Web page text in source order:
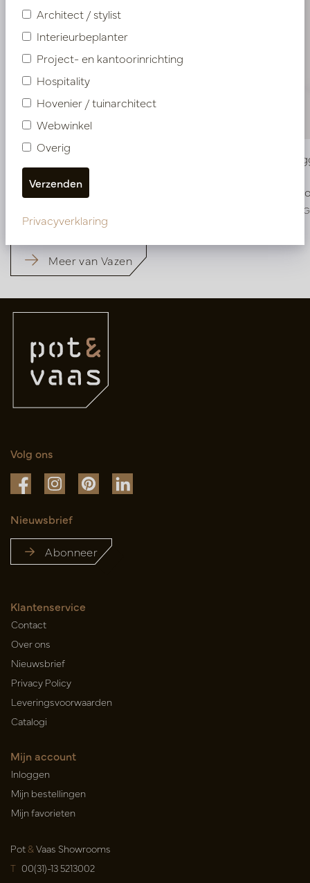
Vaas Twiggy Groen D23 H35,5
Op voorraad
Vaas
Op
Meer van Vazen
Volg ons
Nieuwsbrief
Abonneer
Klantenservice
Contact
Over ons
Nieuwsbrief
Privacy Policy
Leveringsvoorwaarden
Catalogi
Mijn account
Inloggen
Mijn bestellingen
Mijn favorieten
Pot&Vaas Showrooms
T 00(31)-13 5213002
Architect / stylist
Interieurbeplanter
Project- en kantoorinrichting
Hospitality
Hovenier / tuinarchitect
Webwinkel
Overig
Privacyverklaring